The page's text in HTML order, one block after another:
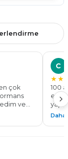
çok
ve
a pil
veriş
C
100
Daha